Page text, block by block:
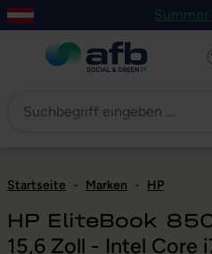
Hauptinhalt springen
Zur Navigation der B2B-Summer
Startseite - Marken - HP
HP EliteBook
15,6 Zoll - Intel Core